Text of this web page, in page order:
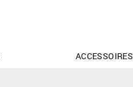
ACCESSOIRES